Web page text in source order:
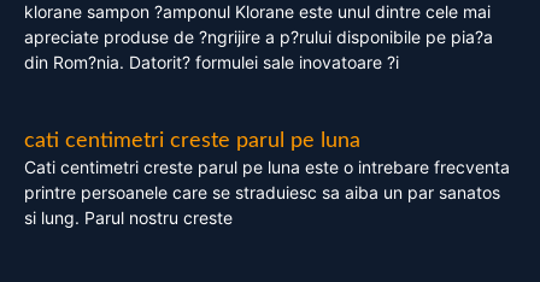
klorane sampon ?amponul Klorane este unul dintre cele mai
apreciate produse de ?ngrijire a p?rului disponibile pe pia?a
din Rom?nia. Datorit? formulei sale inovatoare ?i
cati centimetri creste parul pe luna
Cati centimetri creste parul pe luna este o intrebare frecventa
printre persoanele care se straduiesc sa aiba un par sanatos
si lung. Parul nostru creste